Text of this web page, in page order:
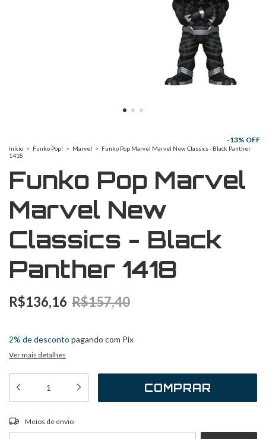
Início > Funko Pop! > Marvel > Funko Pop Marvel Marvel New Classics - Black Panther
1418
Funko Pop Marvel
Marvel New
Classics - Black
Panther 1418
-13% OFF
R$136,16 R$157,40
2% de desconto pagando com Pix
Ver mais detalhes
Entregas para o CEP:
Meios de envio